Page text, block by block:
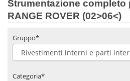
Strumentazione completo
RANGE ROVER (02>06<)
Gruppo*
Categoria*